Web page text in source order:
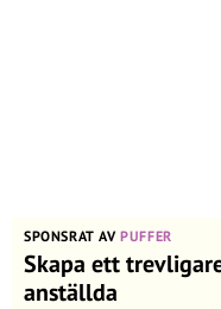
SPONSRAT AVPUFFER
Skapa ett
anställda